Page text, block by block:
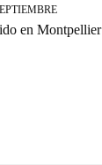
en Montpellier